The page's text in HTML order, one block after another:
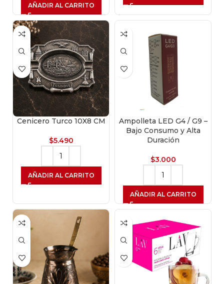
AÑADIR AL CARRITO
Cenicero Turco 10X8 CM
$5.490
AÑADIR AL CARRITO
Ampolleta LED G4 / G9 –
Bajo Consumo y Alta
Duración
$3.000
AÑADIR AL CARRITO